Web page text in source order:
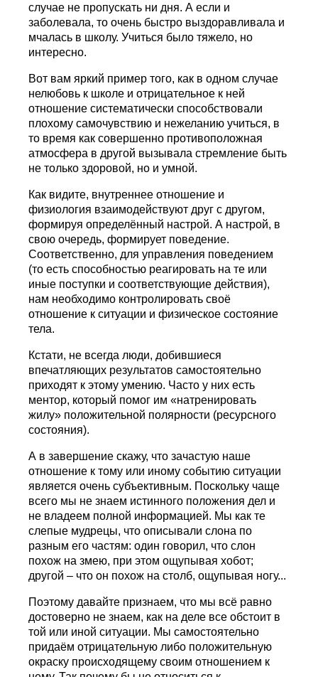
случае не пропускать ни дня. А если и
заболевала, то очень быстро выздоравливала и
мчалась в школу. Учиться было тяжело, но
интересно.
Вот вам яркий пример того, как в одном случае
нелюбовь к школе и отрицательное к ней
отношение систематически способствовали
плохому самочувствию и нежеланию учиться, в
то время как совершенно противоположная
атмосфера в другой вызывала стремление быть
не только здоровой, но и умной.
Как видите, внутреннее отношение и
физиология взаимодействуют друг с другом,
формируя определённый настрой. А настрой, в
свою очередь, формирует поведение.
Соответственно, для управления поведением
(то есть способностью реагировать на те или
иные поступки и соответствующие действия),
нам необходимо контролировать своё
отношение к ситуации и физическое состояние
тела.
Кстати, не всегда люди, добившиеся
впечатляющих результатов самостоятельно
приходят к этому умению. Часто у них есть
ментор, который помог им «натренировать
жилу» положительной полярности (ресурсного
состояния).
А в завершение скажу, что зачастую наше
отношение к тому или иному событию ситуации
является очень субъективным. Поскольку чаще
всего мы не знаем истинного положения дел и
не владеем полной информацией. Мы как те
слепые мудрецы, что описывали слона по
разным его частям: один говорил, что слон
похож на змею, при этом ощупывая хобот;
другой – что он похож на столб, ощупывая ногу...
Поэтому давайте признаем, что мы всё равно
достоверно не знаем, как на деле все обстоит в
той или иной ситуации. Мы самостоятельно
придаём отрицательную либо положительную
окраску происходящему своим отношением к